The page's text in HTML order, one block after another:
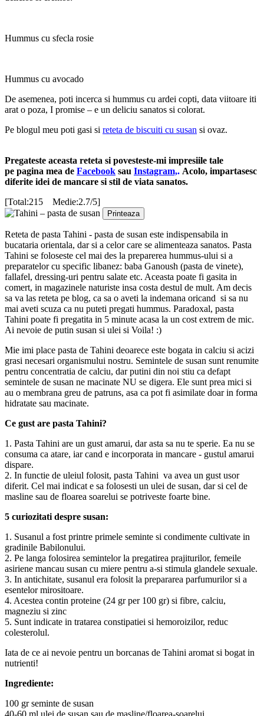
Hummus cu sfecla rosie
Hummus cu avocado
De asemenea, poti incerca si hummus cu ardei copti, data viitoare iti
arat o poza, I promise – e un deliciu sanatos si colorat.
Pe blogul meu poti gasi si reteta de biscuiti cu susan si ovaz.
Pregateste aceasta reteta si povesteste-mi impresiile tale
pe pagina mea de Facebook sau Instagram,. Acolo, impartasesc
diferite idei de mancare si stil de viata sanatos.
[Total:215 Medie:2.7/5]
Printeaza
Reteta de pasta Tahini - pasta de susan este indispensabila in
bucataria orientala, dar si a celor care se alimenteaza sanatos. Pasta
Tahini se foloseste cel mai des la preparerea hummus-ului si a
preparatelor cu specific libanez: baba Ganoush (pasta de vinete),
fallafel, dressing-uri pentru salate etc. Aceasta poate fi gasita in
comert, in magazinele naturiste insa costa destul de mult. Am decis
sa va las reteta pe blog, ca sa o aveti la indemana oricand si sa nu
mai aveti scuza ca nu puteti pregati hummus. Paradoxal, pasta
Tahini poate fi pregatita in 5 minute acasa la un cost extrem de mic.
Ai nevoie de putin susan si ulei si Voila! :)
Mie imi place pasta de Tahini deoarece este bogata in calciu si acizi
grasi necesari organismului nostru. Semintele de susan sunt renumite
pentru concentratia de calciu, dar putini din noi stiu ca defapt
semintele de susan ne macinate NU se digera. Ele sunt prea mici si
au o membrana greu de patruns, asa ca pot fi asimilate doar in forma
hidratate sau macinate.
Ce gust are pasta Tahini?
1. Pasta Tahini are un gust amarui, dar asta sa nu te sperie. Ea nu se
consuma ca atare, iar cand e incorporata in mancare - gustul amarui
dispare.
2. In functie de uleiul folosit, pasta Tahini va avea un gust usor
diferit. Cel mai indicat e sa folosesti un ulei de susan, dar si cel de
masline sau de floarea soarelui se potriveste foarte bine.
5 curiozitati despre susan:
1. Susanul a fost printre primele seminte si condimente cultivate in
gradinile Babilonului.
2. Pe langa folosirea semintelor la pregatirea prajiturilor, femeile
asiriene mancau susan cu miere pentru a-si stimula glandele sexuale.
3. In antichitate, susanul era folosit la prepararea parfumurilor si a
esentelor mirositoare.
4. Acestea contin proteine (24 gr per 100 gr) si fibre, calciu,
magneziu si zinc
5. Sunt indicate in tratarea constipatiei si hemoroizilor, reduc
colesterolul.
Iata de ce ai nevoie pentru un borcanas de Tahini aromat si bogat in
nutrienti!
Ingrediente:
100 gr seminte de susan
40-60 ml ulei de susan sau de masline/floarea-soarelui